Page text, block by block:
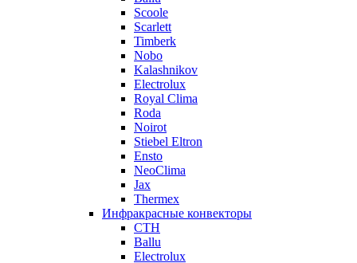
Scoole
Scarlett
Timberk
Nobo
Kalashnikov
Electrolux
Royal Clima
Roda
Noirot
Stiebel Eltron
Ensto
NeoClima
Jax
Thermex
Инфракрасные конвекторы
CTH
Ballu
Electrolux